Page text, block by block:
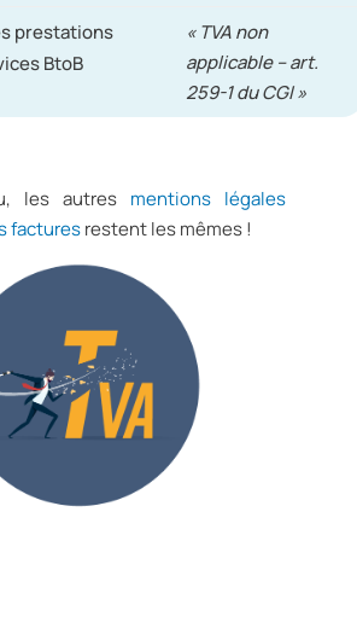
prestations
BtoB
« TVA non
applicable – art.
259-1 du CGI »
les autres mentions légales
facturesrestent les mêmes !